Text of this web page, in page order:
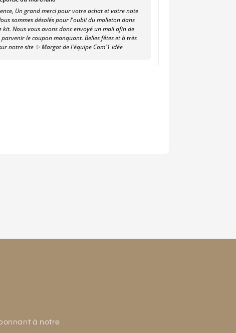
Un grand merci pour votre achat et votre note
sommes désolés pour l'oubli du molleton dans
kit. Nous vous avons donc envoyé un mail afin de
le coupon manquant. Belles fêtes et à très
notre site ✨ Margot de l'équipe Com'1 idée
à notre